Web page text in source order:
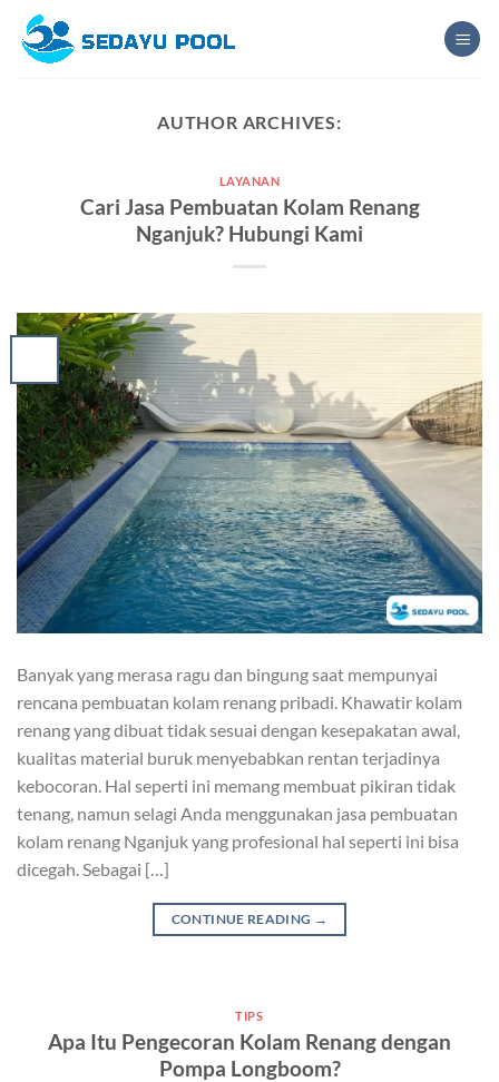
content
AUTHOR ARCHIVES:
LAYANAN
Cari Jasa Pembuatan Kolam Renang
Nganjuk? Hubungi Kami
Banyak yang merasa ragu dan bingung saat mempunyai
rencana pembuatan kolam renang pribadi. Khawatir kolam
renang yang dibuat tidak sesuai dengan kesepakatan awal,
kualitas material buruk menyebabkan rentan terjadinya
kebocoran. Hal seperti ini memang membuat pikiran tidak
tenang, namun selagi Anda menggunakan jasa pembuatan
kolam renang Nganjuk yang profesional hal seperti ini bisa
dicegah. Sebagai […]
CONTINUE READING →
TIPS
Apa Itu Pengecoran Kolam Renang dengan
Pompa Longboom?